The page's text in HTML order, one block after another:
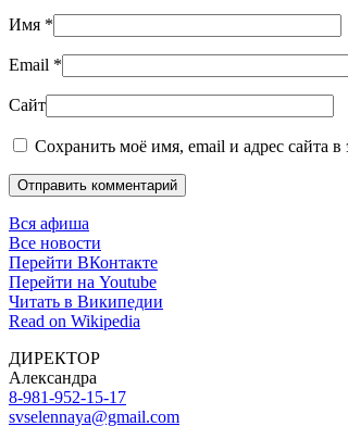
Имя *
Email *
Сайт
Сохранить моё имя, email и адрес сайта
Отправить комментарий
Вся афиша
Все новости
Перейти ВКонтакте
Перейти на Youtube
Читать в Википедии
Read on Wikipedia
ДИРЕКТОР
Александра
8-981-952-15-17
svselennaya@gmail.com